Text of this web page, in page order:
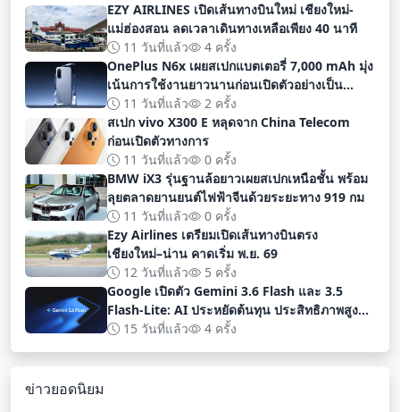
EZY AIRLINES เปิดเส้นทางบินใหม่ เชียงใหม่-
แม่ฮ่องสอน ลดเวลาเดินทางเหลือเพียง 40 นาที
11 วันที่แล้ว
4 ครั้ง
OnePlus N6x เผยสเปกแบตเตอรี่ 7,000 mAh มุ่ง
เน้นการใช้งานยาวนานก่อนเปิดตัวอย่างเป็น
ทางการ
11 วันที่แล้ว
2 ครั้ง
สเปก vivo X300 E หลุดจาก China Telecom
ก่อนเปิดตัวทางการ
11 วันที่แล้ว
0 ครั้ง
BMW iX3 รุ่นฐานล้อยาวเผยสเปกเหนือชั้น พร้อม
ลุยตลาดยานยนต์ไฟฟ้าจีนด้วยระยะทาง 919 กม
11 วันที่แล้ว
0 ครั้ง
Ezy Airlines เตรียมเปิดเส้นทางบินตรง
เชียงใหม่–น่าน คาดเริ่ม พ.ย. 69
12 วันที่แล้ว
5 ครั้ง
Google เปิดตัว Gemini 3.6 Flash และ 3.5
Flash-Lite: AI ประหยัดต้นทุน ประสิทธิภาพสูง
สำหรับนักพัฒนา
15 วันที่แล้ว 4 ครั้ง
ข่าวยอดนิยม